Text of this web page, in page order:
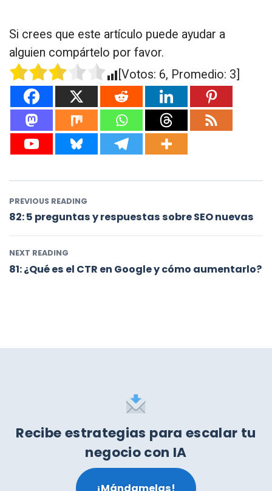
Si crees que este artículo puede ayudar a
alguien compártelo por favor.
[Votos: 6, Promedio: 3
PREVIOUS READING
82: 5 preguntas y respuestas sobre SEO nuevas
NEXT READING
81: ¿Qué es el CTR en Google y cómo aumentarlo?
Recibe estrategias para escalar tu
negocio con IA
¡Mándamelas!